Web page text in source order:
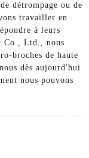
détrompage ou de
travailler en
à leurs
Co., Ltd., nous
broches de haute
dès aujourd'hui
nous pouvons